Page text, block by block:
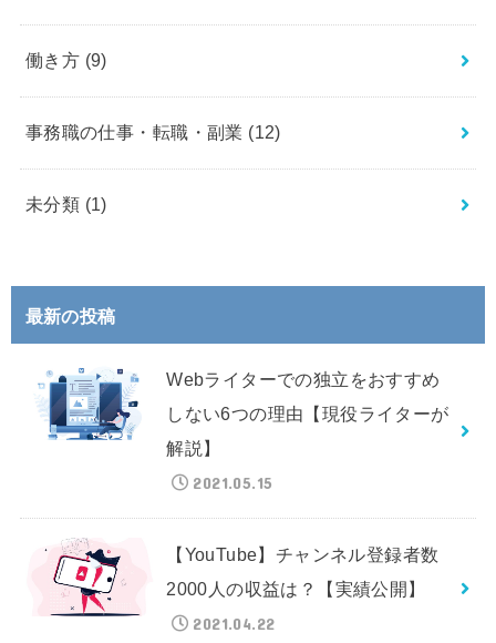
働き方 (9)
事務職の仕事・転職・副業 (12)
未分類 (1)
最新の投稿
Webライターでの独立をおすすめ
しない6つの理由【現役ライターが
解説】
2021.05.15
【YouTube】チャンネル登録者数
2000人の収益は？【実績公開】
2021.04.22